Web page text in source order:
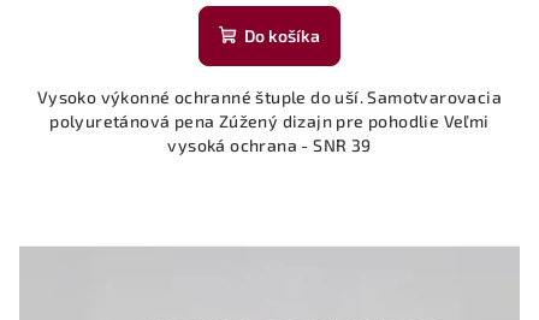
Do košíka
Vysoko výkonné ochranné štuple do uší. Samotvarovacia
polyuretánová pena Zúžený dizajn pre pohodlie Veľmi
vysoká ochrana - SNR 39